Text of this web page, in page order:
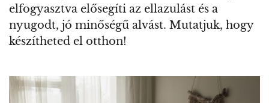
elfogyasztva elősegíti az ellazulást és a
nyugodt, jó minőségű alvást. Mutatjuk, hogy
készítheted el otthon!